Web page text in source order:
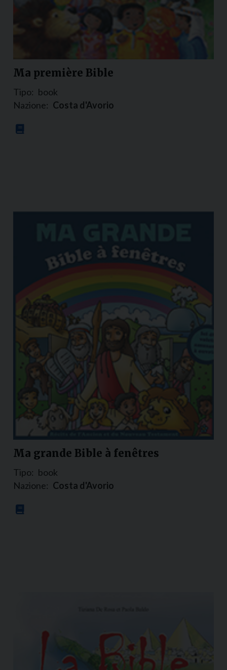
Ma première Bible
Tipo: book
Nazione: Costa d'Avorio
Ma grande Bible à fenêtres
Tipo: book
Nazione: Costa d'Avorio